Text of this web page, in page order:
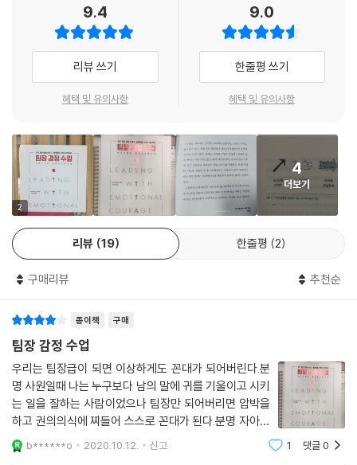
_하기 힘든 말을 꺼내고, 책임의식을 심어주고,
가장 중요한 일에 행동을 이끌어내는 법
1부- 자신감을 키운다
자신감을 갖는 것이 중요하다는 말은 자주 쓰지만, 실천은 말처럼 쉽지 않
을 찾고 굳건히 서서 자신을 잃지 않고도 중요한 일을 해낼 수 있도록 도울
것이다.
2부- 사람들과 유대를 맺는다
중요한 일을 진전시킬 수 있는 능력은 다른 사람들과 유대를 맺고, 그들에
게 영감을 불어넣고, 그들의 행동에 동기를 부여하는 힘과 직접적으로 연
결되어 있다. 2부에서는 구체적으로 뿌리 깊고 탄탄한 관계를 쌓는 방법을
알려주며, 앞으로 나아가기 위해 꼭 필요한 대화를 할 수 있도록 도와준다.
3부- 목적에 전념한다
팀을 움직이려면 어떤 개인의 이해관계보다 앞서는 하나의 공유된 목표가
필요하다. 3부에서는 책임의식의 창출과 공동의 목적을 향한 행동을 이끌
어내는 데 따르는 어려움을 다룬다. 주변 사람들의 에너지를 한데 모아 그
들이 당신의 목적을 이해하고, 그에 동의하고, 끝까지 따르고, 열정적으로
기여하도록 도와줄 것이다.
용기 없이 남을 이끄는 사람은 진정한 리더가 아니다. 브레그먼은 어려운
감정들을 받아들이는 것이 얼마나 강력한 힘을 발휘하는지 설득력 있는 주
장을 보여준다.
- 칼 뉴포트 (『딥 워크』 『열정의 배신』 저자)
정에 따르는 ‘성배’ 중 하나다. 이 책에서 피터 브레그먼은 바로 그 성배를
찾아냈다.
- 토머스 A. 콜디츠 (미 육군사관학교 웨스트포인트 명예 교수)
만 한다. 감정을 마주하고 받아들일 수 있는 용기는 연습할수록 강해진다.
더 많은 것을 알고 싶은가? 그렇다면 그 마음을 고수하며 이 책을 꼭 읽어
보기 바란다!
저자 자신의 용기 있는 솔직함을 곁들인 이 책은 자신감을 쌓고, 다른 사람
이 최선을 발휘하도록 돕고, 리더로서 성공하는 데 필요한 감정 용기를 모
으게 해줄 것.
- 리즈 와이즈먼 (『멀티플라이어』 『루키 스마트』 저자)
남의 행동에 휩쓸리기 전에 스스로 자신 있게 행동할 수 있는 원칙과 기술
9.4
리뷰 쓰기
혜택 및 유의사항
9.0
한줄평 쓰기
혜택 및 유의사항
2
4
더보기
리뷰 19 한줄평 2
구매리뷰 추천순
종이책 구매
팀장 감정 수업
우리는 팀장급이 되면 이상하게도 꼰대가 되어버린다.분
명 사원일때 나는 누구보다 남의 말에 귀를 기울이고 시키
는 일을 잘하는 사람이었으나 팀장만 되어버리면 압박을
하고 권의의식에 찌들어 스스로 꼰대가 된다.분명 자아성
찰이 필요한 부분인데 이책을 읽으므로 해서 본인을 다시
돌아볼수 있게 해준다.실력만 있다고 팀장이 되는것이아
b******o 2020.10.12. 신고 1 댓글0